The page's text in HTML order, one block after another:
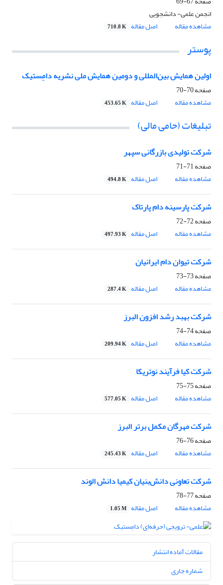
انجمن علمی- دانشجویی
مشاهده مقاله
اصل مقاله 710.8 K
پوستر
اولین همایش بین‌المللی و دومین همایش ملی نشریه دامِستیک
صفحه70-70
مشاهده مقاله
اصل مقاله 453.65 K
تبلیغات (حامی مالی)
شرکت تولیدی بازرگانی سپهر
صفحه71-71
مشاهده مقاله
اصل مقاله 494.8 K
شرکت پارسینه دام پارتاک
صفحه72-72
مشاهده مقاله
اصل مقاله 497.93 K
شرکت تیوان دام ایرانیان
صفحه73-73
مشاهده مقاله
اصل مقاله 287.4 K
شرکت بهبد رشد افزون البرز
صفحه74-74
مشاهده مقاله
اصل مقاله 209.94 K
شرکت کیا فرآیند نوتریکا
صفحه75-75
مشاهده مقاله
اصل مقاله 577.05 K
شرکت مهرگان مکمل برتر البرز
صفحه76-76
مشاهده مقاله
اصل مقاله 245.43 K
شرکت تعاونی دانش‌بنیان کیمیا دانش الوند
صفحه77-78
مشاهده مقاله
اصل مقاله 1.05 M
مقالات آماده انتشار
شماره جاری